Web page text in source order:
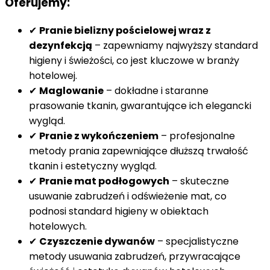
✔ Pranie bielizny pościelowej wraz z
dezynfekcją – zapewniamy najwyższy standard
higieny i świeżości, co jest kluczowe w branży
hotelowej.
✔ Maglowanie – dokładne i staranne
prasowanie tkanin, gwarantujące ich elegancki
wygląd.
✔ Pranie z wykończeniem – profesjonalne
metody prania zapewniające dłuższą trwałość
tkanin i estetyczny wygląd.
✔ Pranie mat podłogowych – skuteczne
usuwanie zabrudzeń i odświeżenie mat, co
podnosi standard higieny w obiektach
hotelowych.
✔ Czyszczenie dywanów – specjalistyczne
metody usuwania zabrudzeń, przywracające